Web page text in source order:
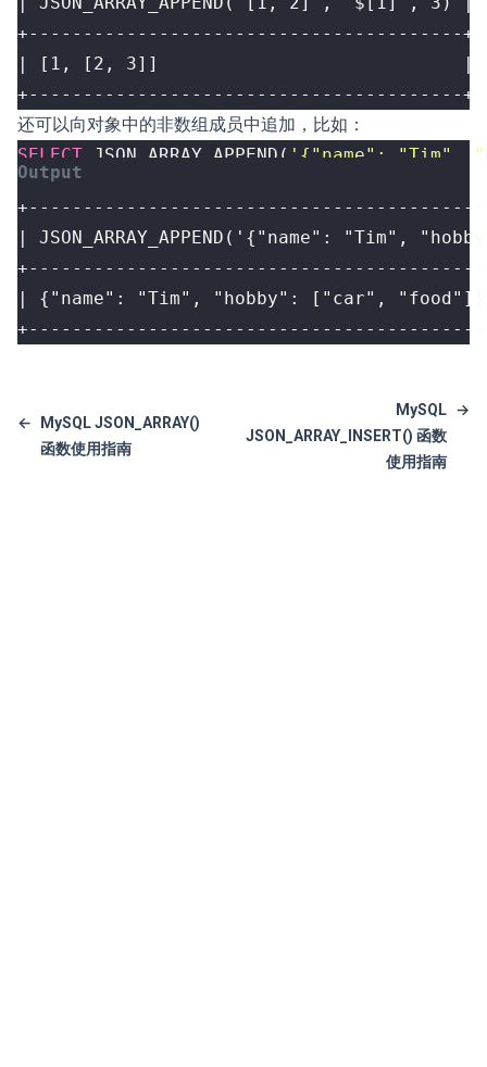
+----------------------------------------+
还可以向对象中的非数组成员中追加，比如：
SELECT
JSON_ARRAY_APPEND ( '{"name": "Tim",
←
MySQL JSON_ARRAY()
函数使用指南
MySQL
JSON_ARRAY_INSERT() 函数
使用指南
→